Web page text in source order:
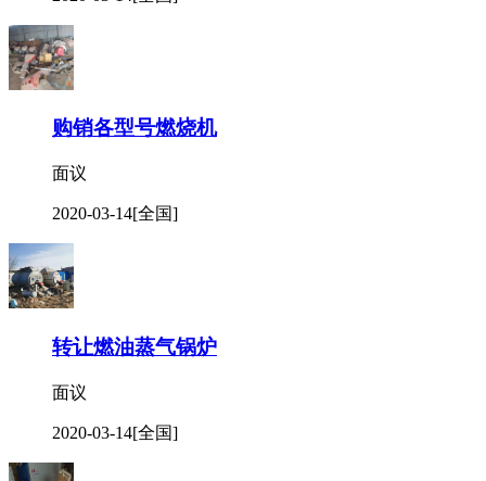
购销各型号燃烧机
面议
2020-03-14[全国]
转让燃油蒸气锅炉
面议
2020-03-14[全国]